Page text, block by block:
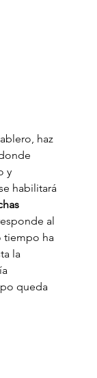
haz
y
habilitará
al
tiempo ha
la
queda